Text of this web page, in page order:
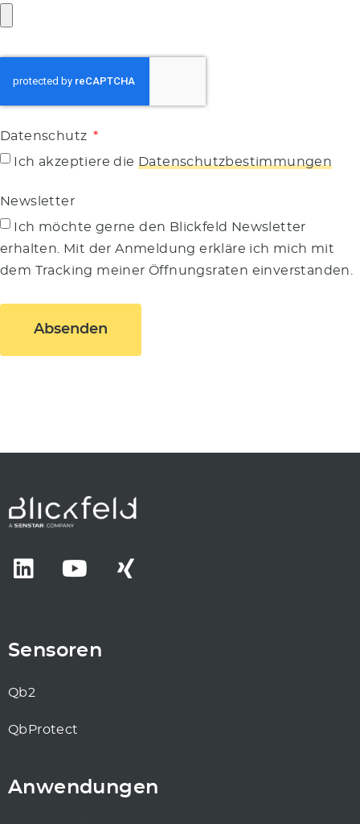
Datenschutz
Ich akzeptiere die Datenschutzbestimmungen
Newsletter
Ich möchte gerne den Blickfeld Newsletter
erhalten. Mit der Anmeldung erkläre ich mich mit
dem Tracking meiner Öffnungsraten einverstanden.
Absenden
Sensoren
Qb2
QbProtect
Anwendungen